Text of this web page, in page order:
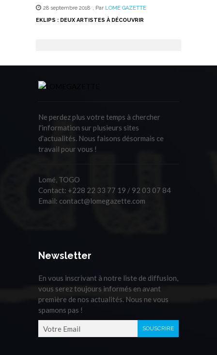
28 septembre 2018 , Par LOME GAZETTE
EKLIPS : DEUX ARTISTES À DÉCOUVRIR
Ne perdez plus votre temps à chercher
l'information sur plusieurs sites
d'actualités. Nous faisons désormais ce
travail pour vous !
Lomé, TOGO
Contact: +228 22 33 77 19 / 92 03 07 84
Email: contact@lomegazette.com
Newsletter
En vous inscrivant à notre liste de diffusion,
vous serez toujours informés en avant
première de nos actualités. Nous ne vous
spamons pas !